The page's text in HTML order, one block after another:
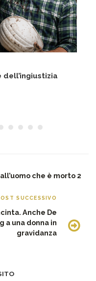
che è morto 2
SUCCESSIVO
Anche De
a una donna in
gravidanza